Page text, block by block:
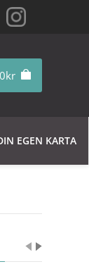
EGEN KARTA